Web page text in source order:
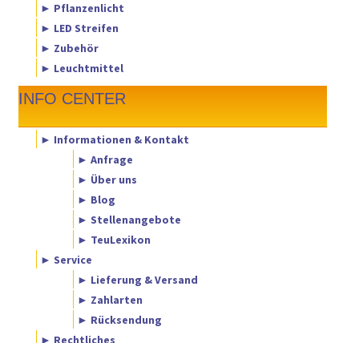
► Pflanzenlicht
► LED Streifen
► Zubehör
► Leuchtmittel
INFO CENTER
► Informationen & Kontakt
► Anfrage
► Über uns
► Blog
► Stellenangebote
► TeuLexikon
► Service
► Lieferung & Versand
► Zahlarten
► Rücksendung
► Rechtliches